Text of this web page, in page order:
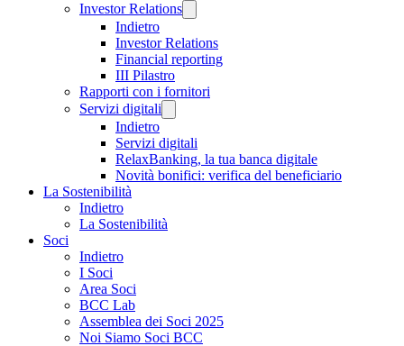
Investor Relations
Indietro
Investor Relations
Financial reporting
III Pilastro
Rapporti con i fornitori
Servizi digitali
Indietro
Servizi digitali
RelaxBanking, la tua banca digitale
Novità bonifici: verifica del beneficiario
La Sostenibilità
Indietro
La Sostenibilità
Soci
Indietro
I Soci
Area Soci
BCC Lab
Assemblea dei Soci 2025
Noi Siamo Soci BCC